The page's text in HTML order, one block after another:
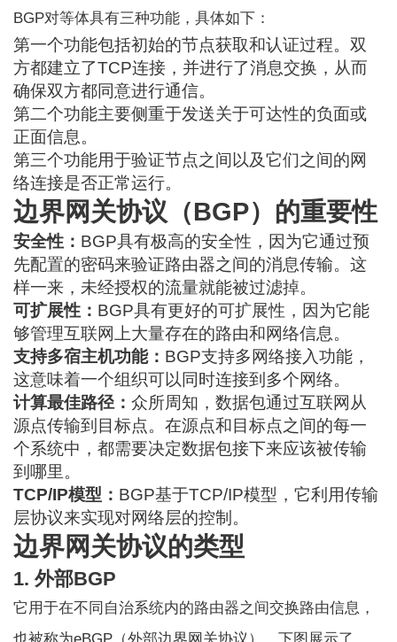
BGP对等体具有三种功能，具体如下：
第一个功能包括初始的节点获取和认证过程。双
方都建立了TCP连接，并进行了消息交换，从而
确保双方都同意进行通信。
第二个功能主要侧重于发送关于可达性的负面或
正面信息。
第三个功能用于验证节点之间以及它们之间的网
络连接是否正常运行。
边界网关协议（BGP）的重要性
安全性： BGP具有极高的安全性，因为它通过预
先配置的密码来验证路由器之间的消息传输。这
样一来，未经授权的流量就能被过滤掉。
可扩展性： BGP具有更好的可扩展性，因为它能
够管理互联网上大量存在的路由和网络信息。
支持多宿主机功能： BGP支持多网络接入功能，
这意味着一个组织可以同时连接到多个网络。
计算最佳路径：众所周知，数据包通过互联网从
源点传输到目标点。在源点和目标点之间的每一
个系统中，都需要决定数据包接下来应该被传输
到哪里。
TCP/IP模型： BGP基于TCP/IP模型，它利用传输
层协议来实现对网络层的控制。
边界网关协议的类型
1. 外部BGP
它用于在不同自治系统内的路由器之间交换路由信息，